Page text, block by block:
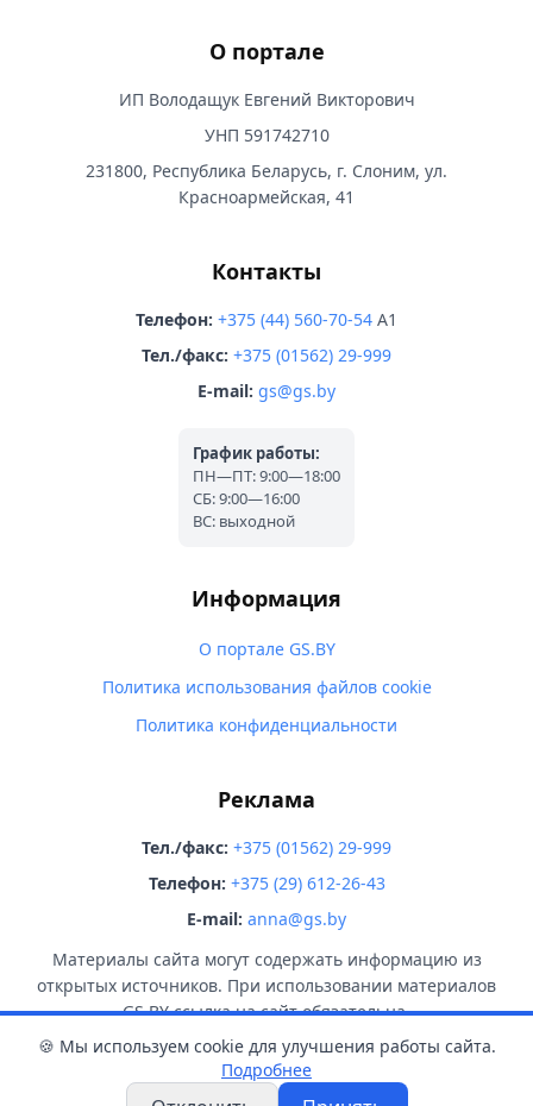
О портале
ИП Володащук Евгений Викторович
УНП 591742710
231800, Республика Беларусь, г. Слоним, ул.
Красноармейская, 41
Контакты
Телефон: +375 (44) 560-70-54 A1
Тел./факс: +375 (01562) 29-999
E-mail: gs@gs.by
График работы:
ПН—ПТ: 9:00—18:00
СБ: 9:00—16:00
ВС: выходной
Информация
О портале GS.BY
Политика использования файлов cookie
Политика конфиденциальности
Реклама
Тел./факс: +375 (01562) 29-999
Телефон: +375 (29) 612-26-43
E-mail: anna@gs.by
Материалы сайта могут содержать информацию из
открытых источников. При использовании материалов
GS.BY ссылка на сайт обязательна.
🍪 Мы используем cookie для улучшения работы сайта.
Подробнее